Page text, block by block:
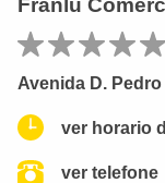
Franlu
Avenida D.
ver horario
ver telefone